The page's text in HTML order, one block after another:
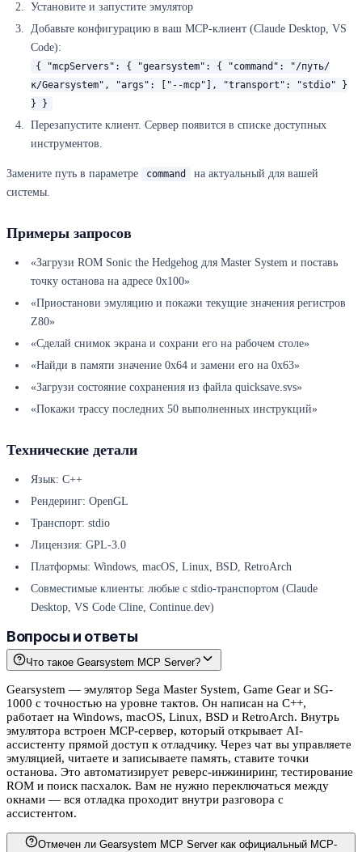
Установите и запустите эмулятор
Добавьте конфигурацию в ваш MCP-клиент (Claude Desktop, VS
Code):
{ "mcpServers": { "gearsystem": { "command": "/путь/
к/Gearsystem", "args": ["--mcp"], "transport": "stdio" }
} }
Перезапустите клиент. Сервер появится в списке доступных
инструментов.
Замените путь в параметре command
на актуальный для вашей
системы.
Примеры запросов
«Загрузи ROM Sonic the Hedgehog для Master System и поставь
точку останова на адресе 0x100»
«Приостанови эмуляцию и покажи текущие значения регистров
Z80»
«Сделай снимок экрана и сохрани его на рабочем столе»
«Найди в памяти значение 0x64 и замени его на 0x63»
«Загрузи состояние сохранения из файла quicksave.svs»
«Покажи трассу последних 50 выполненных инструкций»
Технические детали
Язык: C++
Рендеринг: OpenGL
Транспорт: stdio
Лицензия: GPL-3.0
Платформы: Windows, macOS, Linux, BSD, RetroArch
Совместимые клиенты: любые с stdio-транспортом (Claude
Desktop, VS Code Cline, Continue.dev)
Вопросы и ответы
Что такое Gearsystem MCP Server?
Gearsystem — эмулятор Sega Master System, Game Gear и SG-
1000 с точностью на уровне тактов. Он написан на C++,
работает на Windows, macOS, Linux, BSD и RetroArch. Внутрь
эмулятора встроен MCP-сервер, который открывает AI-
ассистенту прямой доступ к отладчику. Через чат вы управляете
эмуляцией, читаете и записываете память, ставите точки
останова. Это автоматизирует реверс-инжиниринг, тестирование
ROM и поиск пасхалок. Вам не нужно переключаться между
окнами — вся отладка проходит внутри разговора с
ассистентом.
Отмечен ли Gearsystem MCP Server как официальный MCP-